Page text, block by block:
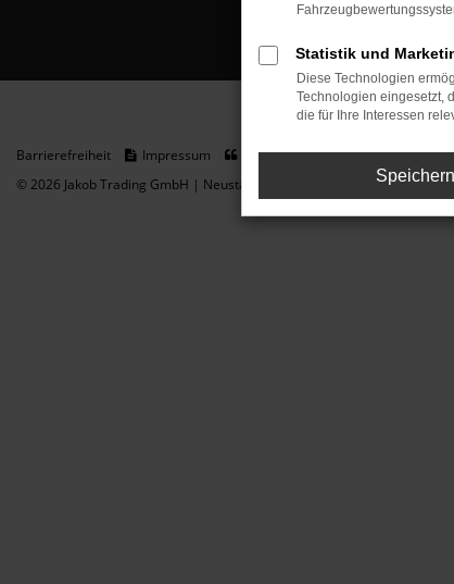
Barrierefreiheit Impressum Datenschutz
Cookie
© 2026 Jakob Trading GmbH | Neustädter Straße 1 | DE-08223
Statistik und
Diese Technologien
Technologien eingesetzt,
die für Ihre Interessen
Speichern